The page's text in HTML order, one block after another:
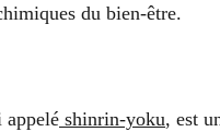
du bien-être.
appelé shinrin-yoku, est